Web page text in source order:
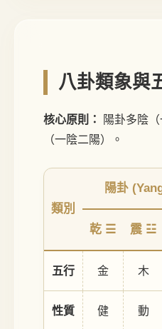
八卦類象與
核心原則：
陽卦多陰
（一陰二陽）。
類別
陽卦
乾 ☰ 震 ☳
五行 金 木
性質 健 動